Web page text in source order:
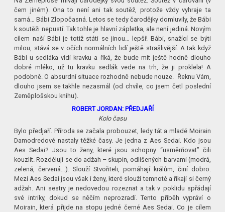
čem jiném). Ona to není ani tak soutěž, protože vždy vyhraje ta
samá… Bábi Zlopočasná. Letos se tedy čarodějky domluvily, že Bábi
k soutěži nepustí. Tak tohle je hlavní zápletka, ale není jediná. Novým
cílem naší Bábi je totiž státi se jinou… lepší! Bábi, snažící se býti
milou, stává se v očích normálních lidí ještě strašlivější. A tak když
Bábi u sedláka vidí kravku a říká, že bude mít ještě hodně dlouho
dobré mléko, už tu kravku sedlák vede na trh, že ji proklela! A
podobně. O absurdní situace rozhodně nebude nouze. Řeknu Vám,
dlouho jsem se takhle nezasmál (od chvíle, co jsem četl poslední
Zeměplošskou knihu).
ROBERT JORDAN: PŘEDJAŘÍ
Kolo času
Bylo předjaří. Příroda se začala probouzet, ledy tát a mladé Moirain
Damodredové nastaly těžké časy. Je jedna z Aes Sedai. Kdo jsou
Aes Sedai? Jsou to ženy, které jsou schopny “usměrňovat” čili
kouzlit. Rozdělují se do adžah – skupin, odlišených barvami (modrá,
zelená, červená…). Slouží Stvořiteli, pomáhají králům, činí dobro.
Mezi Aes Sedai jsou však i ženy, které slouží temnotě a říkají si černý
adžah. Ani sestry je nedovedou rozeznat a tak v poklidu spřádají
své intriky, dokud se něčím neprozradí. Tento příběh vypráví o
Moirain, která přijde na stopu jedné černé Aes Sedai. Co je cílem